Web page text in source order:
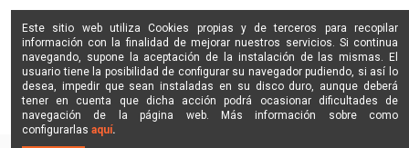
Shine Star
Contactanos
Este sitio web utiliza Cookies propias y de terceros para recopilar
información con la finalidad de mejorar nuestros servicios. Si continua
navegando, supone la aceptación de la instalación de las mismas. El
usuario tiene la posibilidad de configurar su navegador pudiendo, si así lo
desea, impedir que sean instaladas en su disco duro, aunque deberá
tener en cuenta que dicha acción podrá ocasionar dificultades de
navegación de la página web. Más información sobre como
configurarlas aquí.